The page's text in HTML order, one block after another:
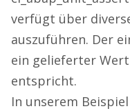
verfügt über
auszuführen. Der
ein gelieferter
entspricht.
In unserem